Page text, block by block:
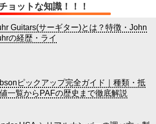
ョットな知識！！！
Guitars(サーギター)とは？特徴・John
の経歴・ライ
ピックアップ完全ガイド｜種類・抵
一覧からPAFの歴史まで徹底解説